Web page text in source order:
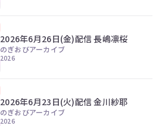
2026年6月26日(金)配信 長嶋凛桜
のぎおびアーカイブ
2026
2026年6月23日(火)配信 金川紗耶
のぎおびアーカイブ
2026